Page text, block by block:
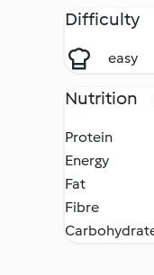
Difficulty
easy
Nutrition
Protein
Energy
Fat
Fibre